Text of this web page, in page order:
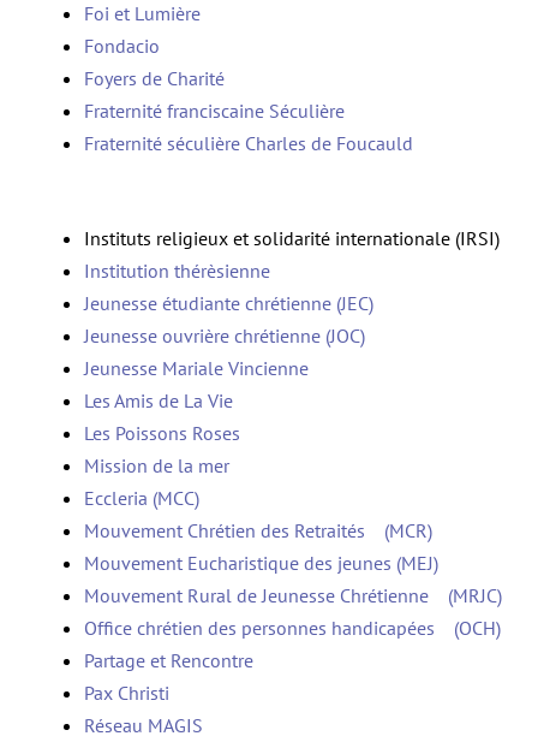
Foi et Lumière
Fondacio
Foyers de Charité
Fraternité franciscaine Séculière
Fraternité séculière Charles de Foucauld
Instituts religieux et solidarité internationale (IRSI)
Institution thérèsienne
Jeunesse étudiante chrétienne (JEC)
Jeunesse ouvrière chrétienne (JOC)
Jeunesse Mariale Vincienne
Les Amis de La Vie
Les Poissons Roses
Mission de la mer
Eccleria (MCC)
Mouvement Chrétien des Retraités (MCR)
Mouvement Eucharistique des jeunes (MEJ)
Mouvement Rural de Jeunesse Chrétienne (MRJC)
Office chrétien des personnes handicapées (OCH)
Partage et Rencontre
Pax Christi
Réseau MAGIS